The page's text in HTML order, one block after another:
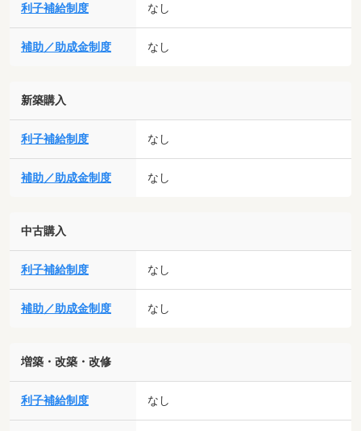
利子補給制度 なし
補助／助成金制度 なし
新築購入
利子補給制度 なし
補助／助成金制度 なし
中古購入
利子補給制度 なし
補助／助成金制度 なし
増築・改築・改修
利子補給制度 なし